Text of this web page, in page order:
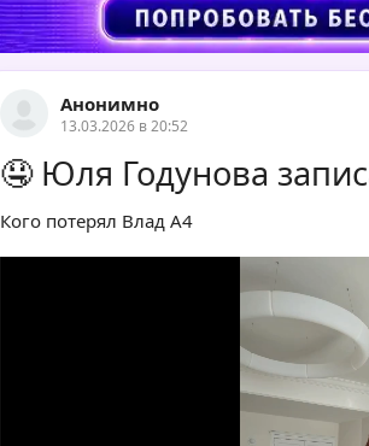
Анонимно
13.03.2026 в 20:52
🤤 Юля Годунова
Кого потерял Влад А4